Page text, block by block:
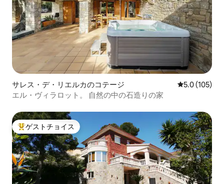
サレス・デ・リエルカのコテージ レビュー105
5.0 (105)
エル・ヴィラロット。 自然の中の石造りの家
大好評のゲストチョイスです。
ゲストチョイス